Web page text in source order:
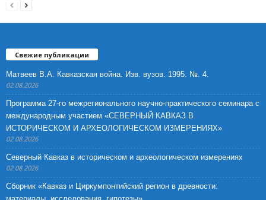
Свежие публикации
Матвеев В.А. Кавказская война. Изв. вузов. 1995. №. 4.
02.08.2026
Программа 27-го межрегионального научно-практического семинара с
международным участием «СЕВЕРНЫЙ КАВКАЗ В
ИСТОРИЧЕСКОМ И АРХЕОЛОГИЧЕСКОМ ИЗМЕРЕНИЯХ»
02.08.2026
Северный Кавказ в историческом и археологическом измерениях
02.08.2026
Сборник «Кавказ и Циркумпонтийский регион в древности: